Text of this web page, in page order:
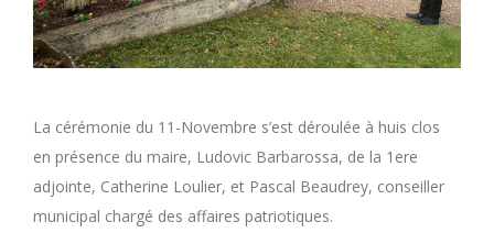
La cérémonie du 11-Novembre s’est déroulée à huis clos
en présence du maire, Ludovic Barbarossa, de la 1ere
adjointe, Catherine Loulier, et Pascal Beaudrey, conseiller
municipal chargé des affaires patriotiques.